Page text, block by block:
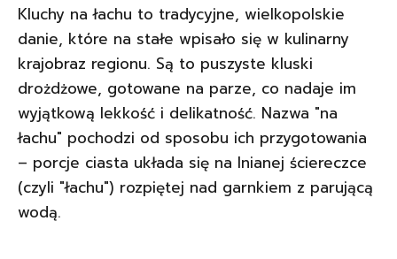
Kluchy na łachu to tradycyjne, wielkopolskie
danie, które na stałe wpisało się w kulinarny
krajobraz regionu. Są to puszyste kluski
drożdżowe, gotowane na parze, co nadaje im
wyjątkową lekkość i delikatność. Nazwa "na
łachu" pochodzi od sposobu ich przygotowania
– porcje ciasta układa się na lnianej ściereczce
(czyli "łachu") rozpiętej nad garnkiem z parującą
wodą.